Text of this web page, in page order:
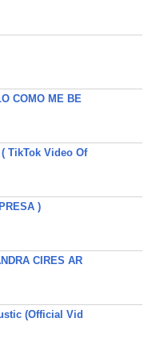
COMO ME BE
TikTok Video Of
)
CIRES AR
(Official Vid